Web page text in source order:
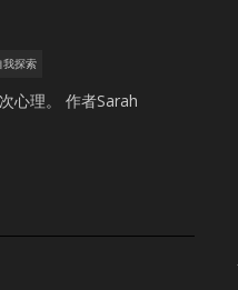
我探索
心理。 作者Sarah